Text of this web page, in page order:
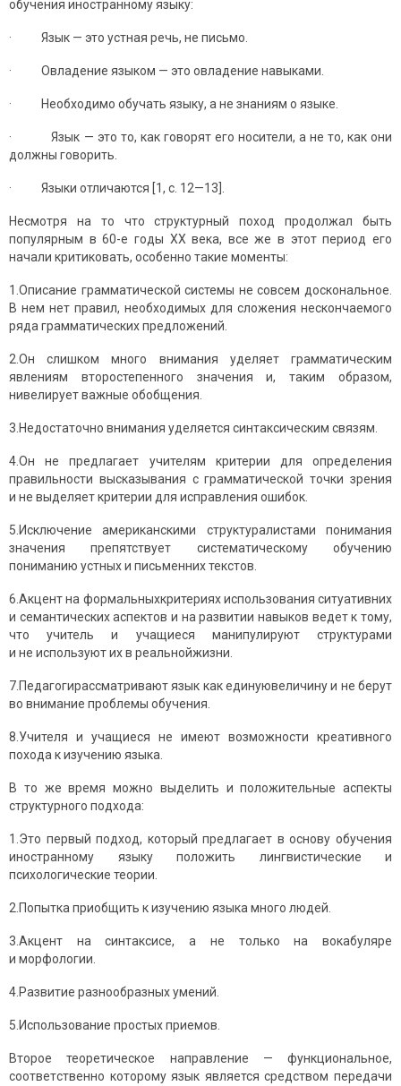
обучения иностранному языку:
· Язык — это устная речь, не письмо.
· Овладение языком — это овладение навыками.
· Необходимо обучать языку, а не знаниям о языке.
· Язык — это то, как говорят его носители, а не то, как они
должны говорить.
· Языки отличаются [1, с. 12—13].
Несмотря на то что структурный поход продолжал быть
популярным в 60-е годы ХХ века, все же в этот период его
начали критиковать, особенно такие моменты:
1.Описание грамматической системы не совсем доскональное.
В нем нет правил, необходимых для сложения нескончаемого
ряда грамматических предложений.
2.Он слишком много внимания уделяет грамматическим
явлениям второстепенного значения и, таким образом,
нивелирует важные обобщения.
3.Недостаточно внимания уделяется синтаксическим связям.
4.Он не предлагает учителям критерии для определения
правильности высказывания с грамматической точки зрения
и не выделяет критерии для исправления ошибок.
5.Исключение американскими структуралистами понимания
значения препятствует систематическому обучению
пониманию устных и письменних текстов.
6.Акцент на формальныхкритериях использования ситуативних
и семантических аспектов и на развитии навыков ведет к тому,
что учитель и учащиеся манипулируют структурами
и не используют их в реальнойжизни.
7.Педагогирассматривают язык как единуювеличину и не берут
во внимание проблемы обучения.
8.Учителя и учащиеся не имеют возможности креативного
похода к изучению языка.
В то же время можно выделить и положительные аспекты
структурного подхода:
1.Это первый подход, который предлагает в основу обучения
иностранному языку положить лингвистические и
психологические теории.
2.Попытка приобщить к изучению языка много людей.
3.Акцент на синтаксисе, а не только на вокабуляре
и морфологии.
4.Развитие разнообразных умений.
5.Использование простых приемов.
Второе теоретическое направление — функциональное,
соответ­ственно которому язык является средством передачи